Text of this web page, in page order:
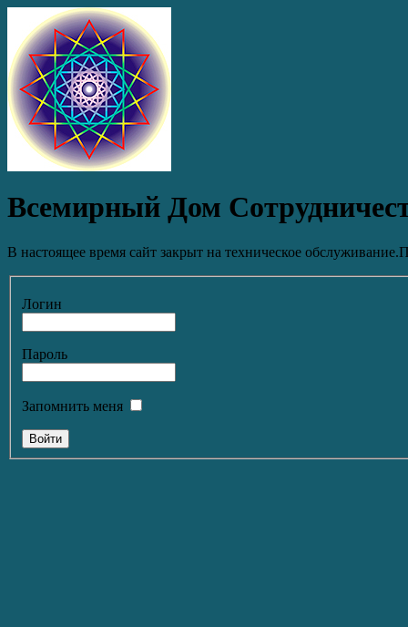
Всемирный Дом
В настоящее время сайт закрыт на техническое
Логин
Пароль
Запомнить меня